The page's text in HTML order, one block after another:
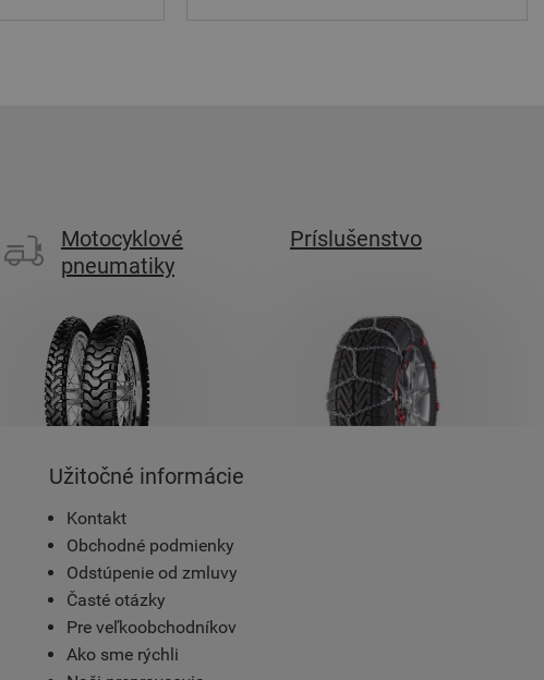
Motocyklové
pneumatiky
Príslušenstvo
Užitočné informácie
Kontakt
Obchodné podmienky
Odstúpenie od zmluvy
Časté otázky
Pre veľkoobchodníkov
Ako sme rýchli